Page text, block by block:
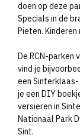
doen op deze
Specials in de
Pieten.
De RCN-parken
vind je
een
je een DIY
versieren in
Nationaal Park
Sint.